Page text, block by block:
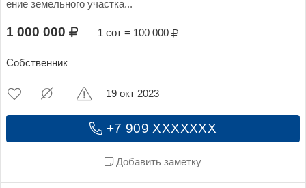
ение земельного участка...
1 000 000 1 сот = 100 000
Собственник
+7 909 XXXXXXX
Добавить заметку
19 окт 2023